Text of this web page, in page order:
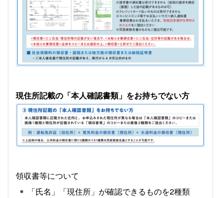
現住所記載の「本人確認書類」をお持ちでない方
領収書等について
「氏名」「現住所」が確認できるものを2種類